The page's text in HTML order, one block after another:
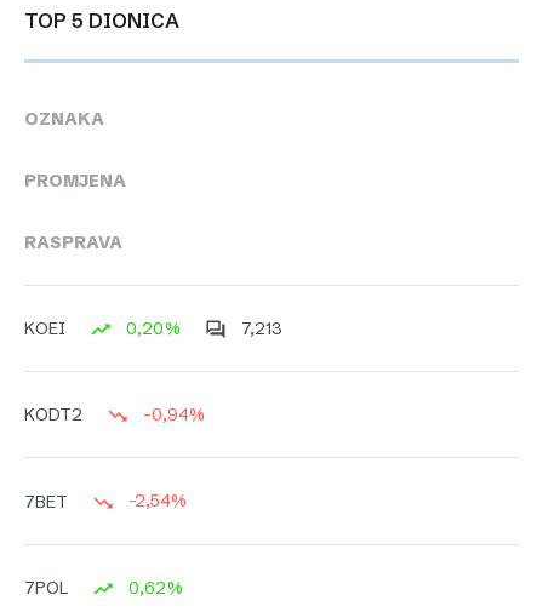
TOP 5 DIONICA
OZNAKA
PROMJENA
RASPRAVA
KOEI 0,20% 7,213
KODT2 -0,94%
7BET -2,54%
7POL 0,62%